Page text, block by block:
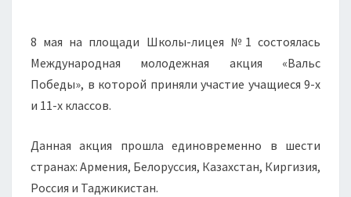
8 мая на площади Школы-лицея №1 состоялась
Международная молодежная акция «Вальс
Победы», в которой приняли участие учащиеся 9-х
и 11-х классов.
Данная акция прошла единовременно в шести
странах: Армения, Белоруссия, Казахстан, Киргизия,
Россия и Таджикистан.